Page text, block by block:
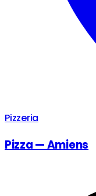
Pizzeria
Pizza — Amiens